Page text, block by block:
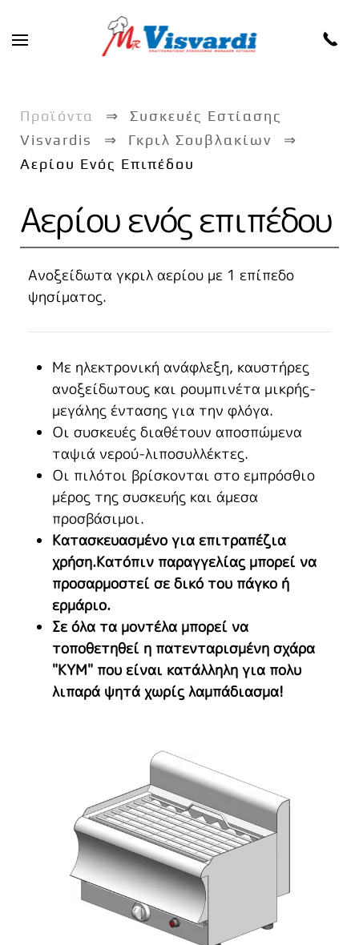
Skip to main content
Προϊόντα
Συσκευές Εστίασης
Visvardis
Γκριλ Σουβλακίων
Aερίου Ενός Επιπέδου
Aερίου ενός επιπέδου
Ανοξείδωτα γκριλ αερίου με 1 επίπεδο
ψησίματος.
Με ηλεκτρονική ανάφλεξη, καυστήρες
ανοξείδωτους και ρουμπινέτα μικρής-
μεγάλης έντασης για την φλόγα.
Οι συσκευές διαθέτουν αποσπώμενα
ταψιά νερού-λιποσυλλέκτες.
Οι πιλότοι βρίσκονται στο εμπρόσθιο
μέρος της συσκευής και άμεσα
προσβάσιμοι.
Κατασκευασμένο για επιτραπέζια
χρήση.Κατόπιν παραγγελίας μπορεί να
προσαρμοστεί σε δικό του πάγκο ή
ερμάριο.
Σε όλα τα μοντέλα μπορεί να
τοποθετηθεί η πατενταρισμένη σχάρα
"ΚΥΜ" που είναι κατάλληλη για πολυ
λιπαρά ψητά χωρίς λαμπάδιασμα!